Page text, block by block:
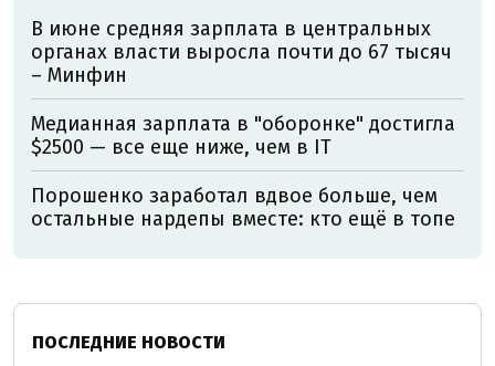
В июне средняя зарплата в центральных
органах власти выросла почти до 67 тысяч
– Минфин
Медианная зарплата в "оборонке" достигла
$2500 — все еще ниже, чем в IT
Порошенко заработал вдвое больше, чем
остальные нардепы вместе: кто ещё в топе
ПОСЛЕДНИЕ НОВОСТИ